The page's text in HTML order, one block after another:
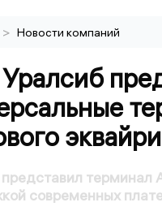
> Новости компаний
терминал
современных